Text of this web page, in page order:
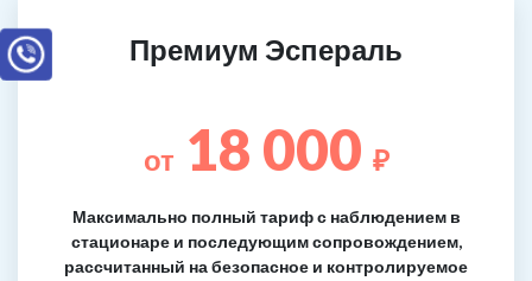
Премиум Эспераль
от 18 000 ₽
Максимально полный тариф с наблюдением в
стационаре и последующим сопровождением,
рассчитанный на безопасное и контролируемое